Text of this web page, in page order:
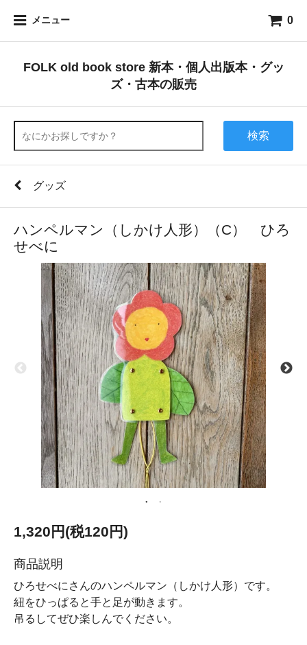
メニュー 0
FOLK old book store 新本・個人出版本・グッ
ズ・古本の販売
検索
グッズ
ハンペルマン（しかけ人形）（C） ひろ
せべに
1,320円(税120円)
商品説明
ひろせべにさんのハンペルマン（しかけ人形）です。
紐をひっぱると手と足が動きます。
吊るしてぜひ楽しんでください。